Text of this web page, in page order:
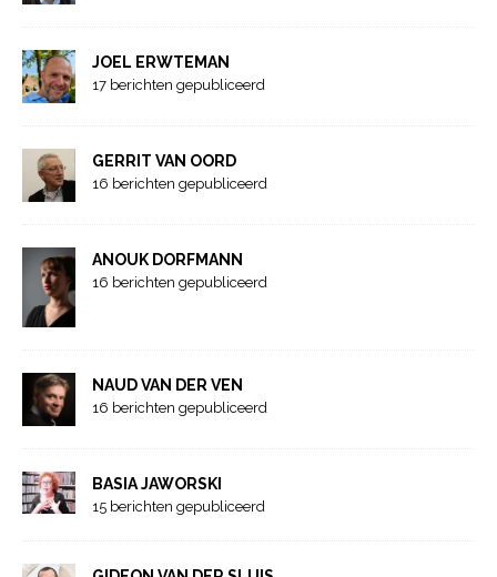
JOEL ERWTEMAN
17 berichten gepubliceerd
GERRIT VAN OORD
16 berichten gepubliceerd
ANOUK DORFMANN
16 berichten gepubliceerd
NAUD VAN DER VEN
16 berichten gepubliceerd
BASIA JAWORSKI
15 berichten gepubliceerd